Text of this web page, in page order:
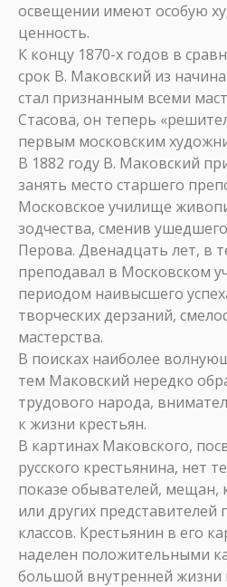
освещении имеют особую
ценность.
К концу 1870-х годов в
срок В. Маковский из
стал признанным всеми
Стасова, он теперь
первым московским
В 1882 году В. Маковский
занять место старшего
Московское училище
зодчества, сменив
Перова. Двенадцать лет, в
преподавал в Московском
периодом наивысшего
творческих дерзаний,
мастерства.
В поисках наиболее
тем Маковский нередко
трудового народа,
к жизни крестьян.
В картинах Маковского,
русского крестьянина, нет
показе обывателей, мещан,
или других
классов. Крестьянин в его
наделен положительными
большой внутренней жизни